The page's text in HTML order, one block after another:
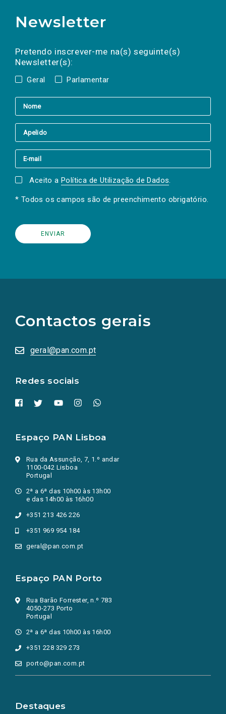
Newsletter
Pretendo inscrever-me na(s) seguinte(s)
Newsletter(s):
Geral Parlamentar
a(s) newsletter(s).
mail
Aceito a Política de Utilização de Dados.
* Todos os campos são de preenchimento obrigatório.
Contactos gerais
geral@pan.com.pt
Redes sociais
redes
sociais
numa
nova
Espaço PAN Lisboa
Rua da Assunção, 7, 1.º andar
1100-042 Lisboa
Portugal
2ª a 6ª das 10h00 às 13h00
e das 14h00 às 16h00
+351 213 426 226
+351 969 954 184
geral@pan.com.pt
Espaço PAN Porto
Rua Barão Forrester, n.º 783
4050-273 Porto
Portugal
2ª a 6ª das 10h00 às 16h00
+351 228 329 273
porto@pan.com.pt
Destaques